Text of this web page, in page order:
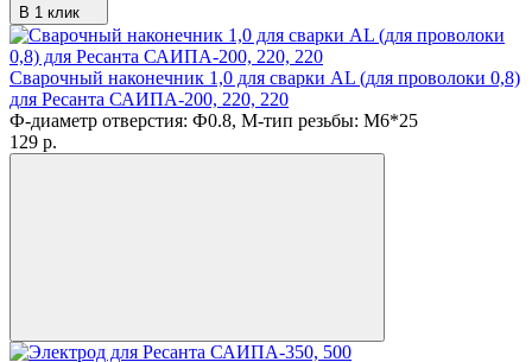
В 1 клик
Сварочный наконечник 1,0 для сварки AL (для проволоки 0,8)
для Ресанта САИПА-200, 220, 220
Ф-диаметр отверстия: Ф0.8, М-тип резьбы: M6*25
129 p.